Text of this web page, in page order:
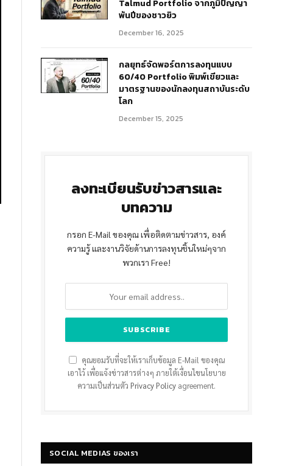
Talmud Portfolio จากภูมิปัญญา
พันปีของชาวยิว
December 16, 2025
กลยุทธ์จัดพอร์ตการลงทุนแบบ
60/40 Portfolio พิมพ์เขียวและ
มาตรฐานของนักลงทุนสถาบันระดับ
โลก
December 15, 2025
ลงทะเบียนรับข่าวสารและ
บทความ
กรอก E-Mail ของคุณ เพื่อติดตามข่าวสาร, องค์
ความรู้ และงานวิจัยด้านการลงทุนชิ้นใหม่ๆจาก
พวกเรา Free!
คุณยอมรับที่จะให้เราเก็บข้อมูล E-Mail ของคุณ
เอาไว้ เพื่อแจ้งข่าวสารต่างๆ ภายใต้เงื่อนไขนโยบาย
ความเป็นส่วนตัว Privacy Policy agreement.
SOCIAL MEDIAS ของเรา